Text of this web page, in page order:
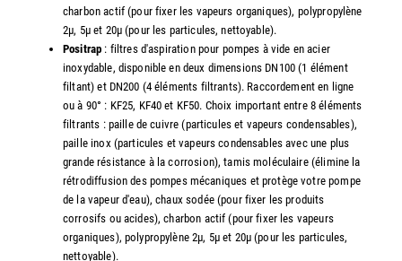
charbon actif (pour fixer les vapeurs organiques), polypropylène
2µ, 5µ et 20µ (pour les particules, nettoyable).
Positrap : filtres d'aspiration pour pompes à vide en acier
inoxydable, disponible en deux dimensions DN100 (1 élément
filtant) et DN200 (4 éléments filtrants). Raccordement en ligne
ou à 90° : KF25, KF40 et KF50. Choix important entre 8 éléments
filtrants : paille de cuivre (particules et vapeurs condensables),
paille inox (particules et vapeurs condensables avec une plus
grande résistance à la corrosion), tamis moléculaire (élimine la
rétrodiffusion des pompes mécaniques et protège votre pompe
de la vapeur d'eau), chaux sodée (pour fixer les produits
corrosifs ou acides), charbon actif (pour fixer les vapeurs
organiques), polypropylène 2µ, 5µ et 20µ (pour les particules,
nettoyable).